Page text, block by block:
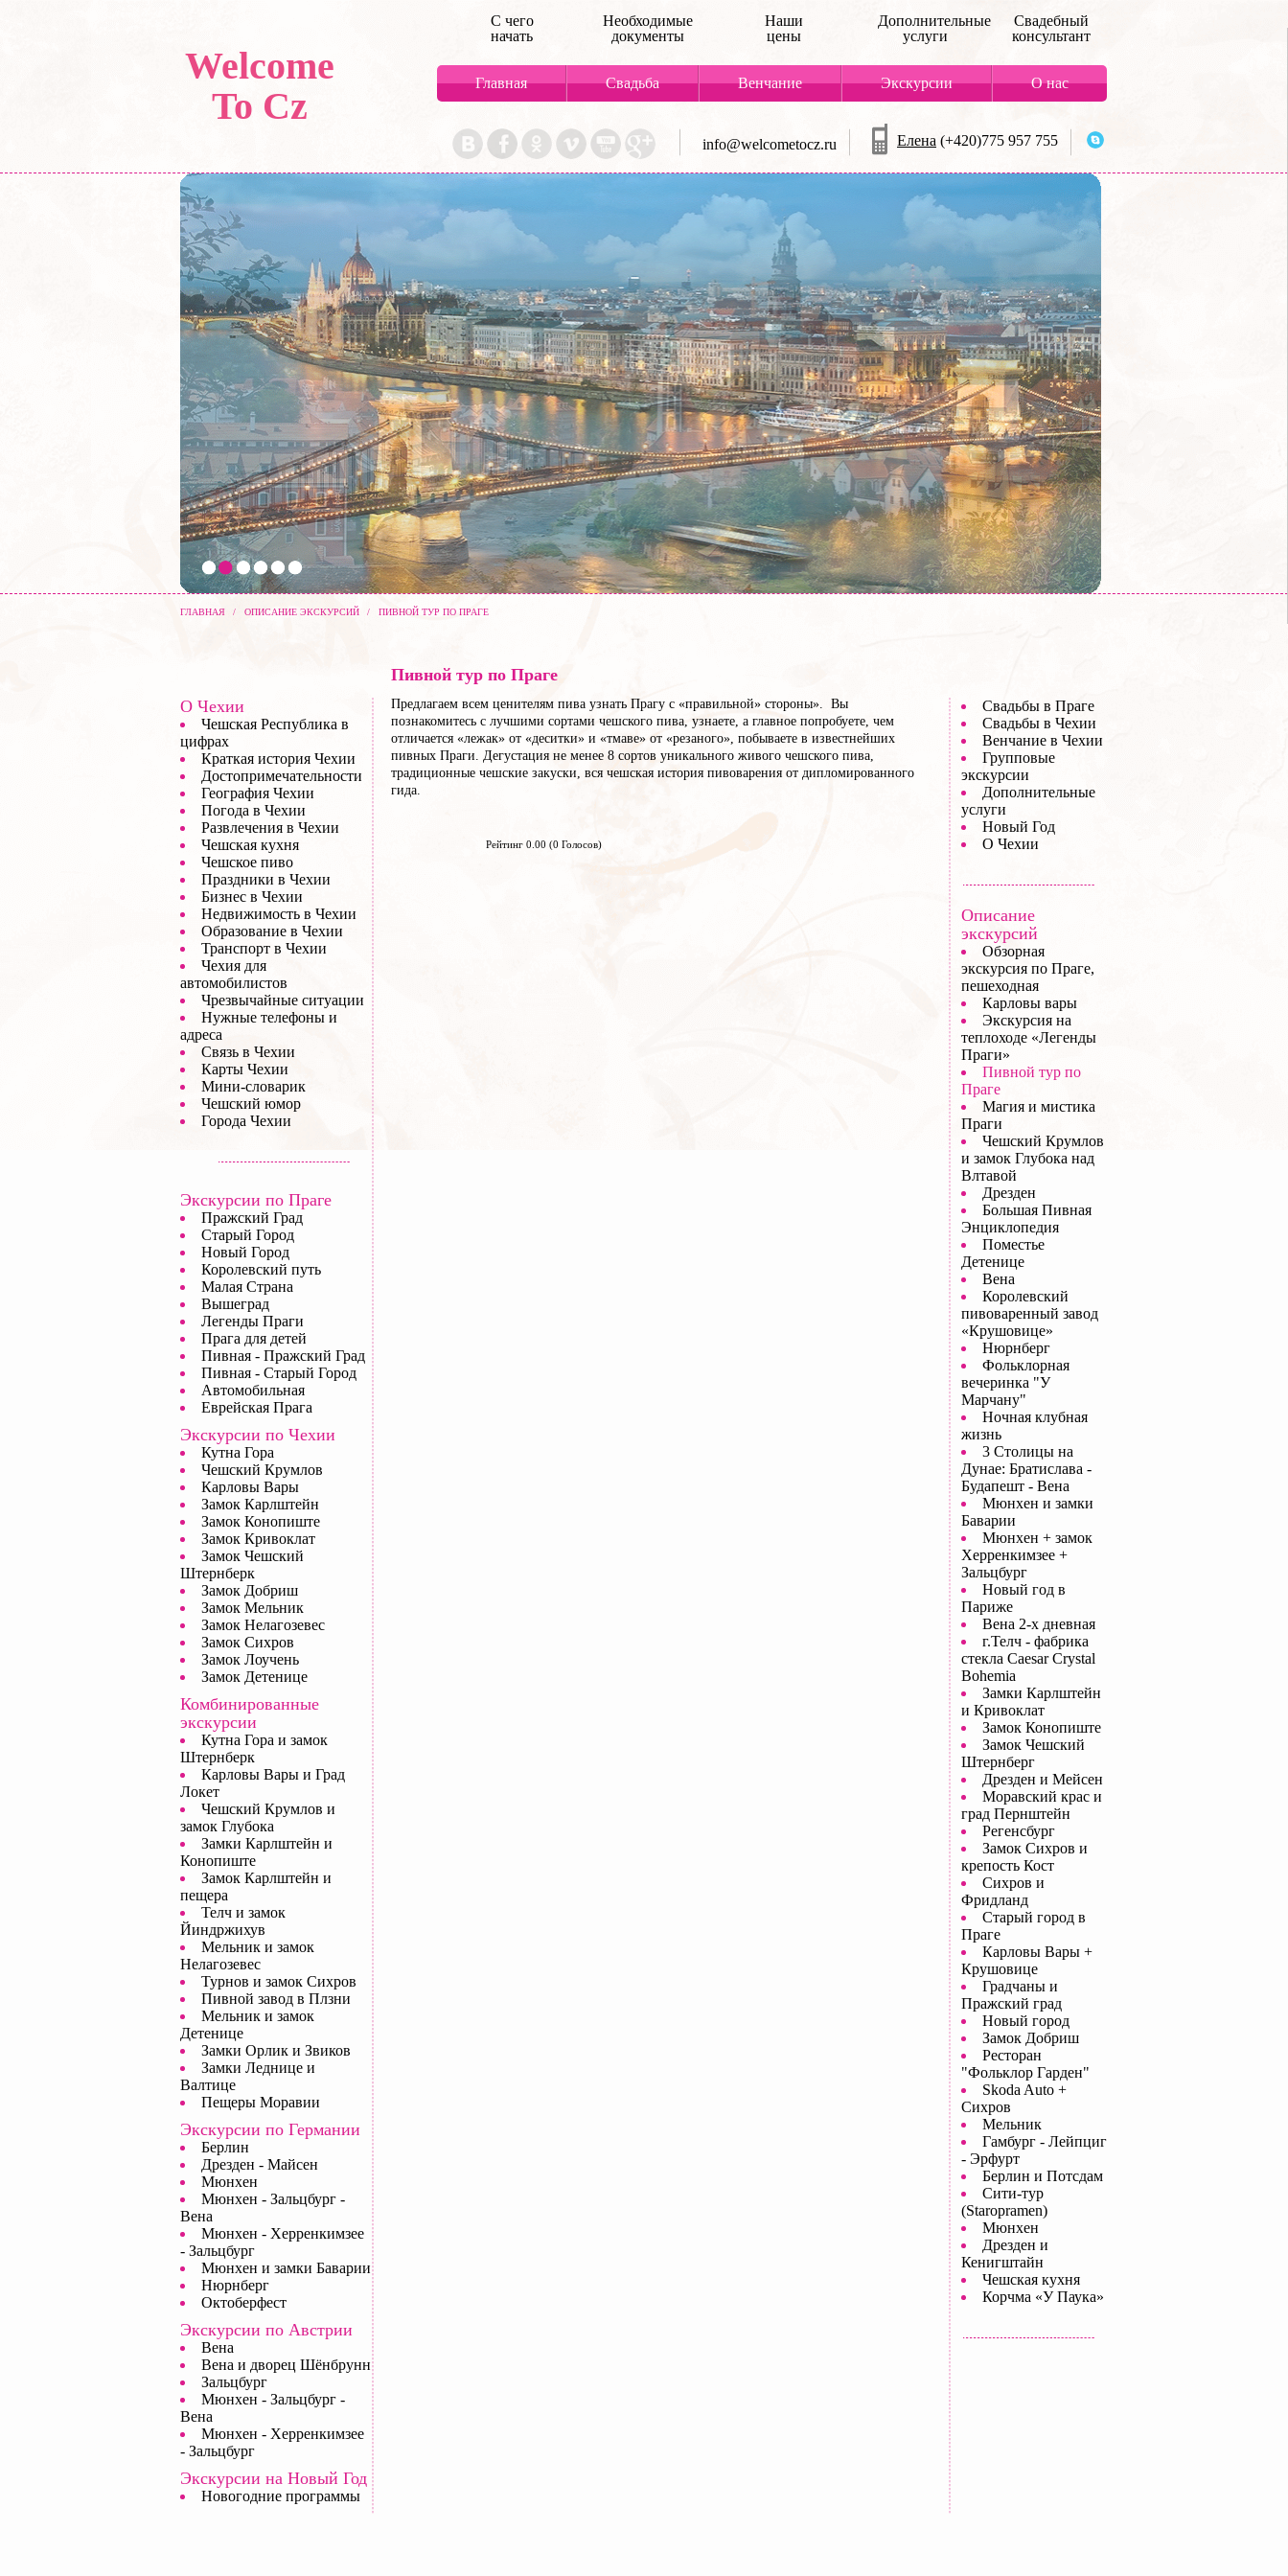
Welcome
To Cz
С чего
начать
Необходимые
документы
Наши
цены
Дополнительные
услуги
Свадебный
консультант
Главная Свадьба Венчание Экскурсии О нас
info@welcometocz.ru Елена (+420)775 957 755
ГЛАВНАЯ / ОПИСАНИЕ ЭКСКУРСИЙ / ПИВНОЙ ТУР ПО ПРАГЕ
Пивной тур по Праге
Предлагаем всем ценителям пива узнать Прагу с «правильной» стороны». Вы
познакомитесь с лучшими сортами чешского пива, узнаете, а главное попробуете, чем
отличается «лежак» от «деситки» и «тмаве» от «резаного», побываете в известнейших
пивных Праги. Дегустация не менее 8 сортов уникального живого чешского пива,
традиционные чешские закуски, вся чешская история пивоварения от дипломированного
гида.
Рейтинг 0.00 (0 Голосов)
О Чехии
Чешская Республика в
цифрах
Краткая история Чехии
Достопримечательности
География Чехии
Погода в Чехии
Развлечения в Чехии
Чешская кухня
Чешское пиво
Праздники в Чехии
Бизнес в Чехии
Недвижимость в Чехии
Образование в Чехии
Транспорт в Чехии
Чехия для
автомобилистов
Чрезвычайные ситуации
Нужные телефоны и
адреса
Связь в Чехии
Карты Чехии
Мини-словарик
Чешский юмор
Города Чехии
Экскурсии по Праге
Пражский Град
Старый Город
Новый Город
Королевский путь
Малая Страна
Вышеград
Легенды Праги
Прага для детей
Пивная - Пражский Град
Пивная - Старый Город
Автомобильная
Еврейская Прага
Экскурсии по Чехии
Кутна Гора
Чешский Крумлов
Карловы Вары
Замок Карлштейн
Замок Конопиште
Замок Кривоклат
Замок Чешский
Штернберк
Замок Добриш
Замок Мельник
Замок Нелагозевес
Замок Сихров
Замок Лоучень
Замок Детенице
Комбинированные
экскурсии
Кутна Гора и замок
Штернберк
Карловы Вары и Град
Локет
Чешский Крумлов и
замок Глубока
Замки Карлштейн и
Конопиште
Замок Карлштейн и
пещера
Телч и замок
Йиндржихув
Мельник и замок
Нелагозевес
Турнов и замок Сихров
Пивной завод в Плзни
Мельник и замок
Детенице
Замки Орлик и Звиков
Замки Леднице и
Валтице
Пещеры Моравии
Экскурсии по Германии
Берлин
Дрезден - Майсен
Мюнхен
Мюнхен - Зальцбург -
Вена
Мюнхен - Херренкимзее
- Зальцбург
Мюнхен и замки Баварии
Нюрнберг
Октоберфест
Экскурсии по Австрии
Вена
Вена и дворец Шёнбрунн
Зальцбург
Мюнхен - Зальцбург -
Вена
Мюнхен - Херренкимзее
- Зальцбург
Экскурсии на Новый Год
Новогодние программы
Свадьбы в Праге
Свадьбы в Чехии
Венчание в Чехии
Групповые
экскурсии
Дополнительные
услуги
Новый Год
О Чехии
Описание
экскурсий
Обзорная
экскурсия по Праге,
пешеходная
Карловы вары
Экскурсия на
теплоходе «Легенды
Праги»
Пивной тур по
Праге
Магия и мистика
Праги
Чешский Крумлов
и замок Глубока над
Влтавой
Дрезден
Большая Пивная
Энциклопедия
Поместье
Детенице
Вена
Королевский
пивоваренный завод
«Крушовице»
Нюрнберг
Фольклорная
вечеринка "У
Марчану"
Ночная клубная
жизнь
3 Столицы на
Дунае: Братислава -
Будапешт - Вена
Мюнхен и замки
Баварии
Мюнхен + замок
Херренкимзее +
Зальцбург
Новый год в
Париже
Вена 2-х дневная
г.Телч - фабрика
стекла Caesar Crystal
Bohemia
Замки Карлштейн
и Кривоклат
Замок Конопиште
Замок Чешский
Штернберг
Дрезден и Мейсен
Моравский крас и
град Пернштейн
Регенсбург
Замок Сихров и
крепость Кост
Сихров и
Фридланд
Старый город в
Праге
Карловы Вары +
Крушовице
Градчаны и
Пражский град
Новый город
Замок Добриш
Ресторан
"Фольклор Гарден"
Skoda Auto +
Сихров
Мельник
Гамбург - Лейпциг
- Эрфурт
Берлин и Потсдам
Сити-тур
(Staropramen)
Мюнхен
Дрезден и
Кенигштайн
Чешская кухня
Корчма «У Паука»